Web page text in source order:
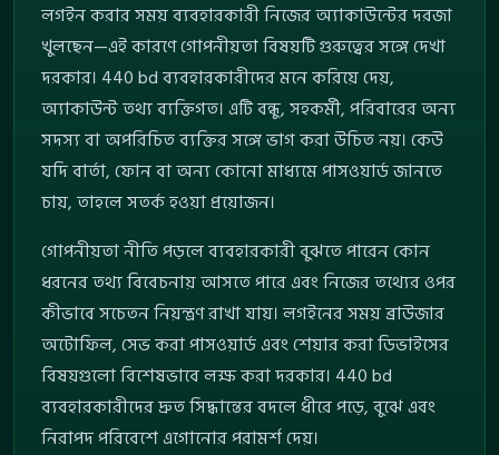
লগইন করার সময় ব্যবহারকারী নিজের অ্যাকাউন্টের দরজা
খুলছেন—এই কারণে গোপনীয়তা বিষয়টি গুরুত্বের সঙ্গে দেখা
দরকার। 440 bd ব্যবহারকারীদের মনে করিয়ে দেয়,
অ্যাকাউন্ট তথ্য ব্যক্তিগত। এটি বন্ধু, সহকর্মী, পরিবারের অন্য
সদস্য বা অপরিচিত ব্যক্তির সঙ্গে ভাগ করা উচিত নয়। কেউ
যদি বার্তা, ফোন বা অন্য কোনো মাধ্যমে পাসওয়ার্ড জানতে
চায়, তাহলে সতর্ক হওয়া প্রয়োজন।
গোপনীয়তা নীতি পড়লে ব্যবহারকারী বুঝতে পারেন কোন
ধরনের তথ্য বিবেচনায় আসতে পারে এবং নিজের তথ্যের ওপর
কীভাবে সচেতন নিয়ন্ত্রণ রাখা যায়। লগইনের সময় ব্রাউজার
অটোফিল, সেভ করা পাসওয়ার্ড এবং শেয়ার করা ডিভাইসের
বিষয়গুলো বিশেষভাবে লক্ষ করা দরকার। 440 bd
ব্যবহারকারীদের দ্রুত সিদ্ধান্তের বদলে ধীরে পড়ে, বুঝে এবং
নিরাপদ পরিবেশে এগোনোর পরামর্শ দেয়।